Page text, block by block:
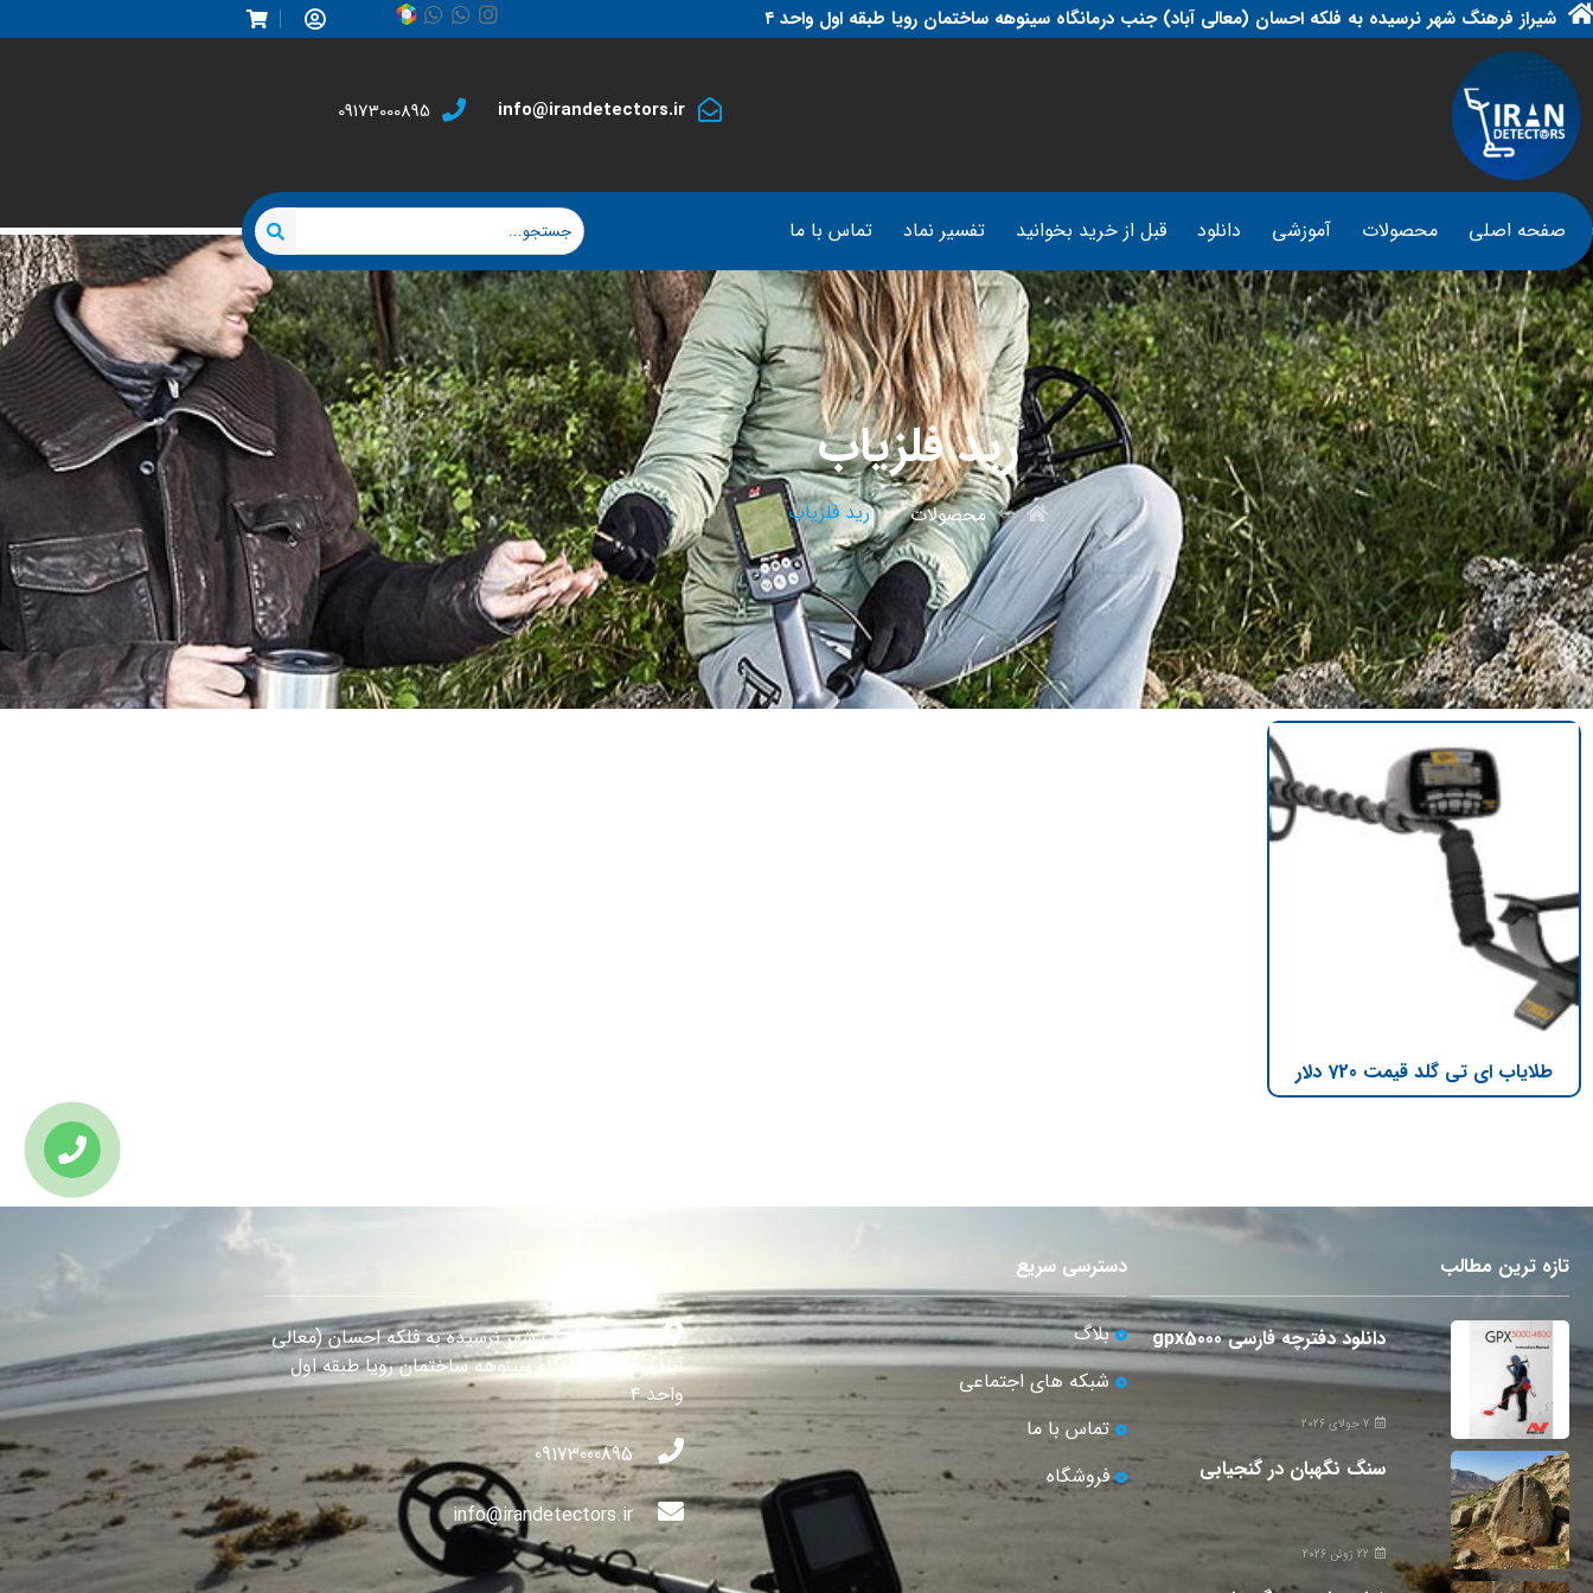
شیراز فرهنگ شهر نرسیده به فلکه احسان (معالی آباد) جنب درمانگاه سینوهه ساختمان رویا طبقه اول واحد ۴
info@irandetectors.ir
09173000895
صفحه اصلی محصولات آموزشی دانلود قبل از خرید بخوانید تفسیر نماد تماس با ما
رید فلزیاب
محصولات رید فلزیاب
طلایاب ای تی گلد قیمت 720 دلار
تازه ترین مطالب
دانلود دفترچه فارسی gpx5000
7 جولای 2026
سنگ نگهبان در گنجیابی
22 ژوئن 2026
دسترسی سریع
بلاگ
شبکه های اجتماعی
تماس با ما
فروشگاه
شیراز فرهنگ شهر نرسیده به فلکه احسان (معالی
آباد) جنب درمانگاه سینوهه ساختمان رویا طبقه اول
واحد ۴
09173000895
info@irandetectors.ir